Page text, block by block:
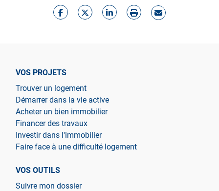
VOS PROJETS
Trouver un logement
Démarrer dans la vie active
Acheter un bien immobilier
Financer des travaux
Investir dans l'immobilier
Faire face à une difficulté logement
VOS OUTILS
Suivre mon dossier